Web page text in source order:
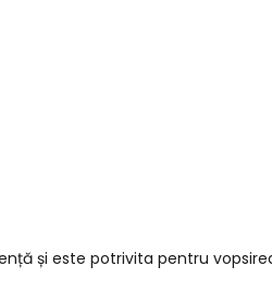
și este potrivita pentru